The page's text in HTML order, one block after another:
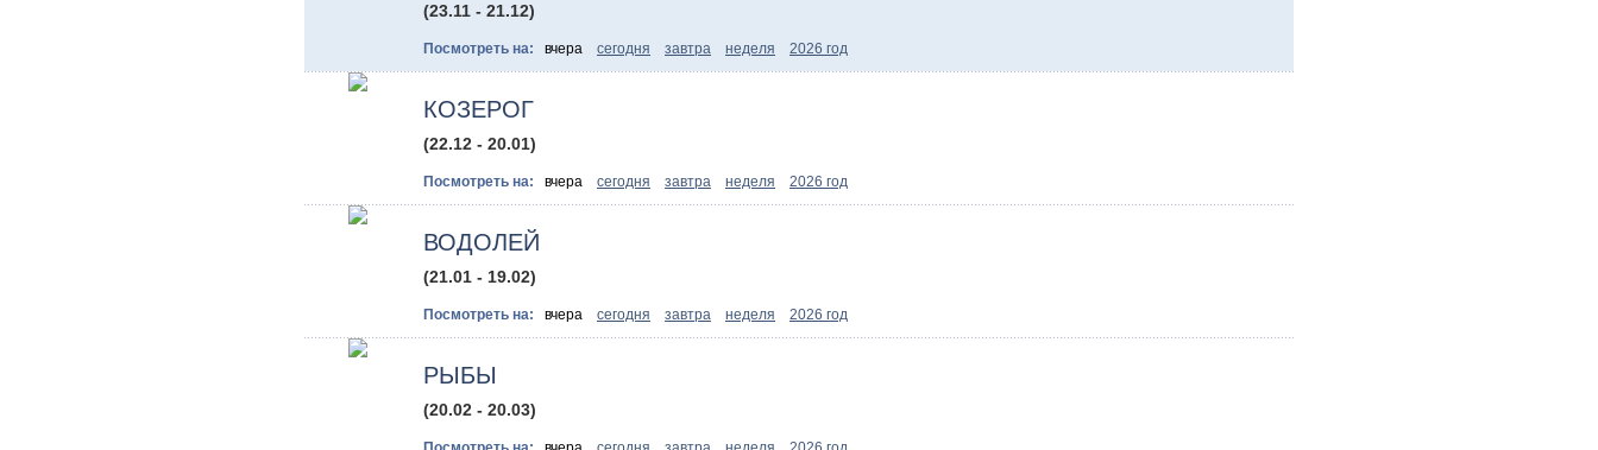
(23.11 - 21.12)
Посмотреть на: вчера сегодня завтра неделя 2026 год
КОЗЕРОГ
(22.12 - 20.01)
Посмотреть на: вчера сегодня завтра неделя 2026 год
ВОДОЛЕЙ
(21.01 - 19.02)
Посмотреть на: вчера сегодня завтра неделя 2026 год
РЫБЫ
(20.02 - 20.03)